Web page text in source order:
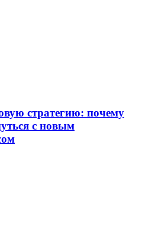
стратегию: почему
с новым